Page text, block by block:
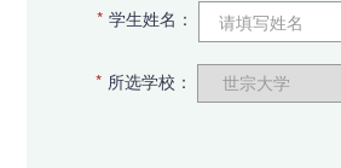
* 学生姓名：
* 所选学校：